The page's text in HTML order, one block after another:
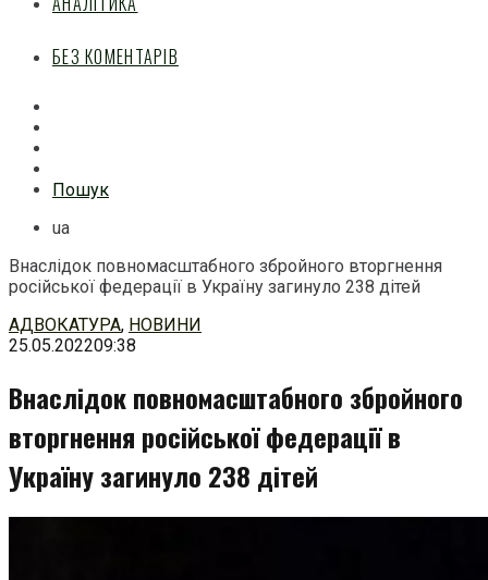
БЕЗ КОМЕНТАРІВ
Пошук
ua
Внаслідок повномасштабного збройного вторгнення
російської федерації в Україну загинуло 238 дітей
Перейти
до
АДВОКАТУРА, НОВИНИ
25.05.202209:38
Внаслідок повномасштабного збройного
вторгнення російської федерації в
Україну загинуло 238 дітей